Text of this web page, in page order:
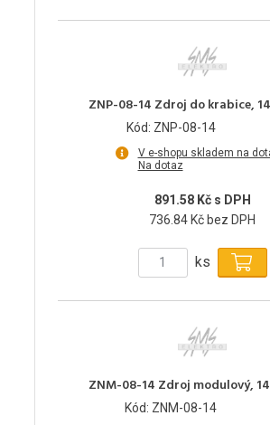
ZNP-08-14 Zdroj do krabice,
Kód: ZNP-08-14
V e-shopu skladem na
Na dotaz
891.58 Kč s DPH
736.84 Kč bez DPH
ks
ZNM-08-14 Zdroj modulový,
Kód: ZNM-08-14